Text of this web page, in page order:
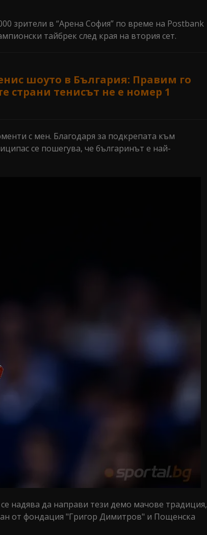
зрители в “Арена София” по време на Postbank
тайбрек след края на втория сет.
шоуто в България: Правим го
страни тенисът не е номер 1
с мен. Благодаря за подкрепата към
се пошегува, че българинът е най-
надява да направи тези демо мачове традиция,
от фондация "Григор Димитров" и Пощенска